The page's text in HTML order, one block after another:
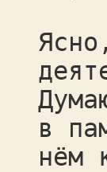
в
нём